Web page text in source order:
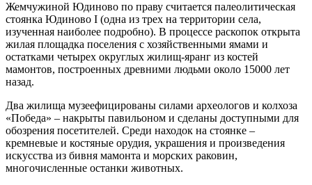
Жемчужиной Юдиново по праву считается палеолитическая
стоянка Юдиново I (одна из трех на территории села,
изученная наиболее подробно). В процессе раскопок открыта
жилая площадка поселения с хозяйственными ямами и
остатками четырех округлых жилищ-яранг из костей
мамонтов, построенных древними людьми около 15000 лет
назад.
Два жилища музеефицированы силами археологов и колхоза
«Победа» – накрыты павильоном и сделаны доступными для
обозрения посетителей. Среди находок на стоянке –
кремневые и костяные орудия, украшения и произведения
искусства из бивня мамонта и морских раковин,
многочисленные останки животных.